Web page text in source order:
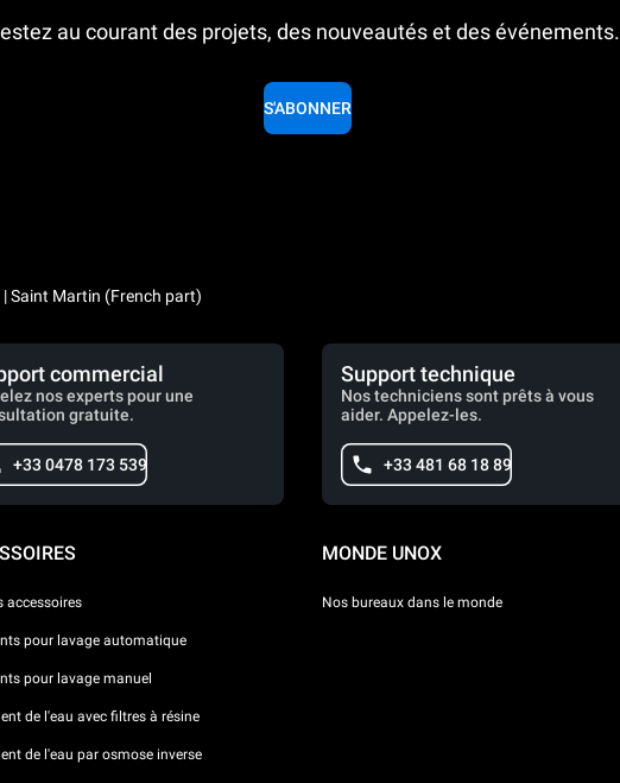
au courant des projets, des nouveautés et des événements.
S'ABONNER
Saint Martin (French part)
commercial
nos experts pour une
gratuite.
+33 0478 173 539
Support technique
Nos techniciens sont prêts à vous
aider. Appelez-les.
+33 481 68 18 89
accessoires
pour lavage automatique
pour lavage manuel
de l'eau avec filtres à résine
de l'eau par osmose inverse
MONDE UNOX
Nos bureaux dans le monde